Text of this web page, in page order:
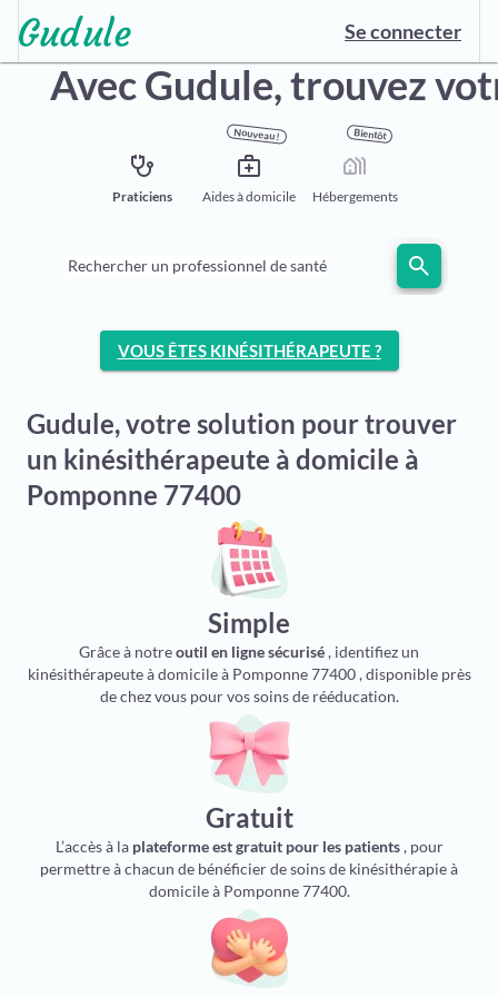
Se connecter
Avec Gudule,trouvez
stethoscope
Praticiens
Nouveau !
medical_services
Aides à domicile
Bientôt
holiday_village
Hébergements
Rechercher un professionnel de santé search
VOUS ÊTES KINÉSITHÉRAPEUTE ?
Gudule, votre solution pour trouver
un kinésithérapeute à domicile à
Pomponne 77400
Simple
Grâce à notreoutil en ligne sécurisé, identifiez un
kinésithérapeute à domicile à Pomponne 77400 , disponible près
de chez vous pour vos soins de rééducation.
Gratuit
L’accès à la plateforme est gratuit pour les patients, pour
permettre à chacun de bénéficier de soins de kinésithérapie à
domicile à Pomponne 77400.